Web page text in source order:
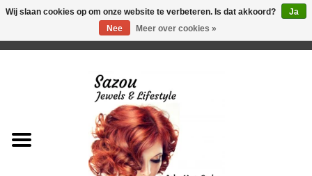
Just for Him
Wij slaan cookies op om onze website te verbeteren. Is dat akkoord?
Ja
Nee
Meer over cookies »